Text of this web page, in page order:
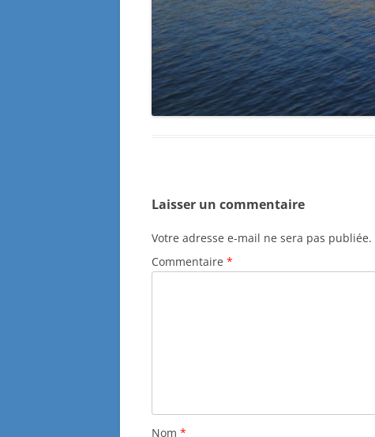
Laisser un commentaire
Votre adresse e-mail ne sera pas publiée.
Commentaire *
Nom *